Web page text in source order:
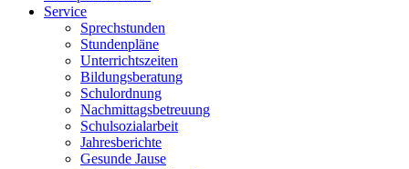
Service
Sprechstunden
Stundenpläne
Unterrichtszeiten
Bildungsberatung
Schulordnung
Nachmittagsbetreuung
Schulsozialarbeit
Jahresberichte
Gesunde Jause